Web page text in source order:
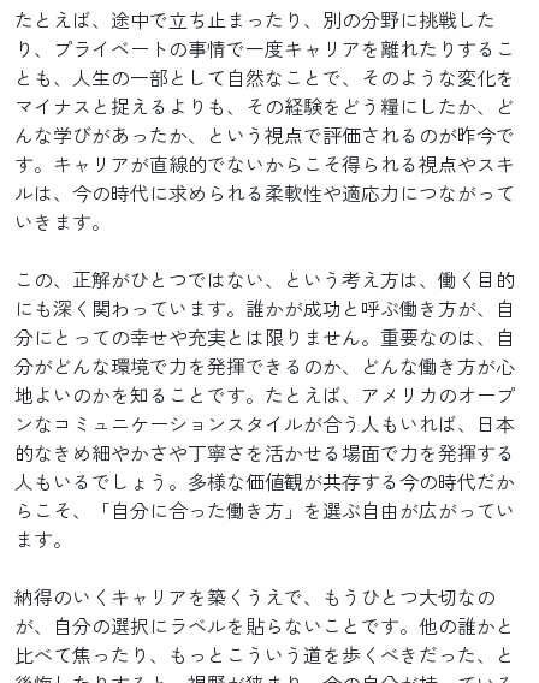
たとえば、途中で立ち止まったり、別の分野に挑戦した
り、プライベートの事情で一度キャリアを離れたりするこ
とも、人生の一部として自然なことで、そのような変化を
マイナスと捉えるよりも、その経験をどう糧にしたか、ど
んな学びがあったか、という視点で評価されるのが昨今で
す。キャリアが直線的でないからこそ得られる視点やスキ
ルは、今の時代に求められる柔軟性や適応力につながって
いきます。
この、正解がひとつではない、という考え方は、働く目的
にも深く関わっています。誰かが成功と呼ぶ働き方が、自
分にとっての幸せや充実とは限りません。重要なのは、自
分がどんな環境で力を発揮できるのか、どんな働き方が心
地よいのかを知ることです。たとえば、アメリカのオープ
ンなコミュニケーションスタイルが合う人もいれば、日本
的なきめ細やかさや丁寧さを活かせる場面で力を発揮する
人もいるでしょう。多様な価値観が共存する今の時代だか
らこそ、「自分に合った働き方」を選ぶ自由が広がってい
ます。
納得のいくキャリアを築くうえで、もうひとつ大切なの
が、自分の選択にラベルを貼らないことです。他の誰かと
比べて焦ったり、もっとこういう道を歩くべきだった、と